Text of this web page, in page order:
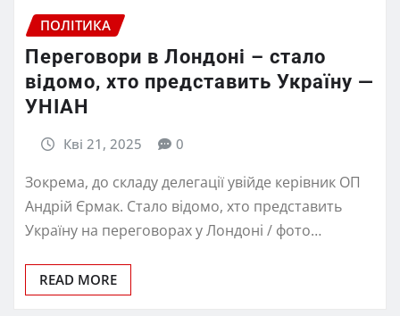
ПОЛІТИКА
Переговори в Лондоні – стало
відомо, хто представить Україну —
УНІАН
Кві 21, 2025 0
Зокрема, до складу делегації увійде керівник ОП
Андрій Єрмак. Стало відомо, хто представить
Україну на переговорах у Лондоні / фото…
READ MORE